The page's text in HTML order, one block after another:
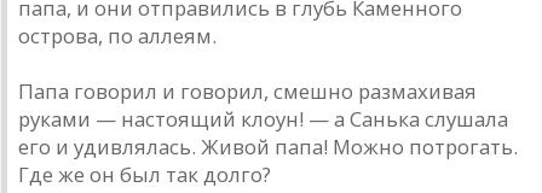
папа, и они отправились в глубь Каменного
острова, по аллеям.
Папа говорил и говорил, смешно размахивая
руками — настоящий клоун! — а Санька слушала
его и удивлялась. Живой папа! Можно потрогать.
Где же он был так долго?